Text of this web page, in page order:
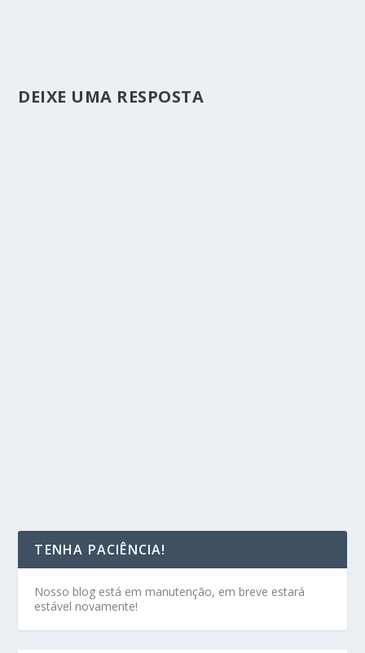
DEIXE UMA RESPOSTA
TENHA PACIÊNCIA!
Nosso blog está em manutenção, em breve estará
estável novamente!